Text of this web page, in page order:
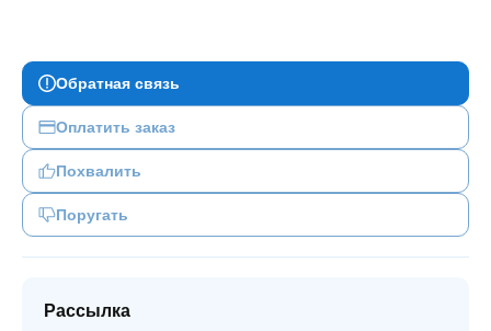
Обратная связь
Оплатить заказ
Похвалить
Поругать
Рассылка